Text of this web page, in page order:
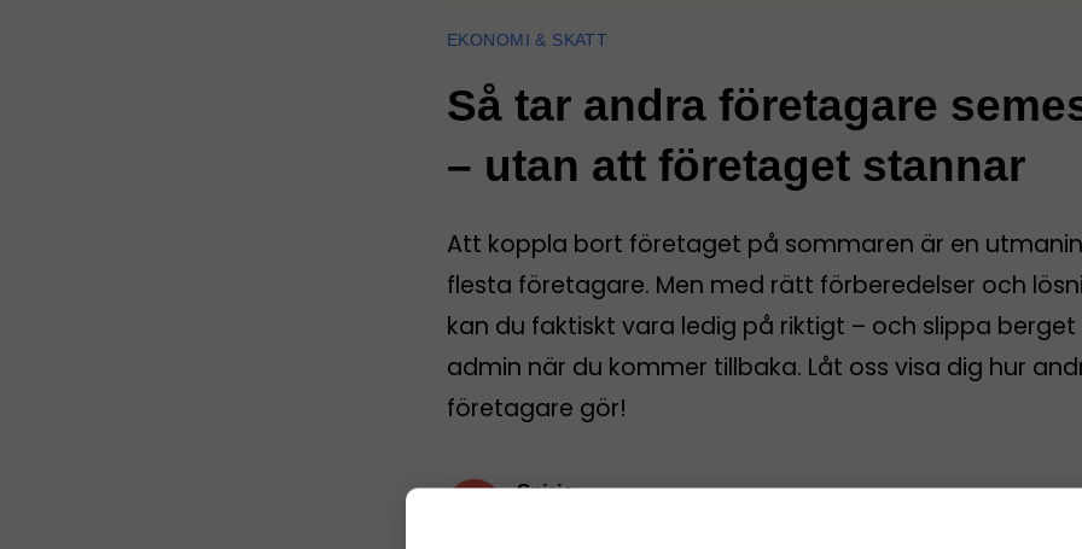
EKONOMI & SKATT
Så tar andra företagare
– utan att företaget stannar
Att koppla bort företaget på sommaren är en
flesta företagare. Men med rätt förberedelser och
kan du faktiskt vara ledig på riktigt – och slippa berget
admin när du kommer tillbaka. Låt oss visa dig hur
företagare gör!
Spiris